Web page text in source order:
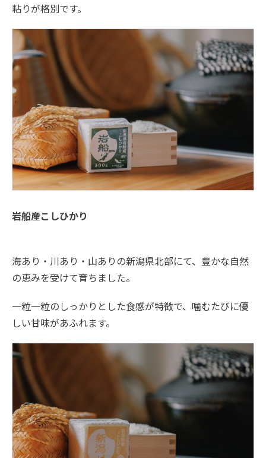
粘りが格別です。
岩船産こしひかり
海あり・川あり・山ありの新潟県北部にて、豊かな自然
の恵みを受けて育ちました。
一粒一粒のしっかりとした食感が特徴で、噛むたびに優
しい甘味があふれます。